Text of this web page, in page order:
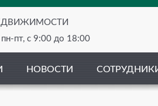
пт, с 9:00 до 18:00
НОВОСТИ